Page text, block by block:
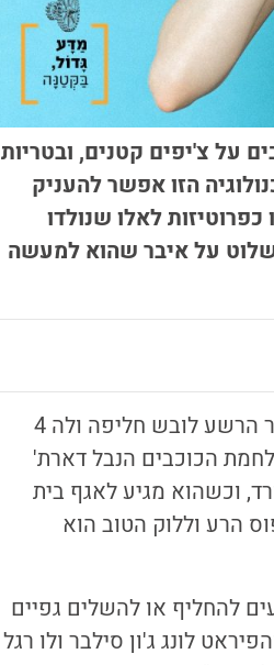
על צ'יפים קטנים, ובטריות
הזו אפשר להעניק
לאלו שנולדו
על איבר שהוא למעשה
אחד הנבלים בסדרת הקומיקס ספיידרמן הוא ד"ר אוקטופוס. הד"ר הרשע לובש חליפה ולה 4
הכוכבים הנבל דארת'
וכשהוא מגיע לאגף בית
הרע וללוק הטוב הוא
להחליף או להשלים גפיים
לונג ג'ון סילבר ולו רגל